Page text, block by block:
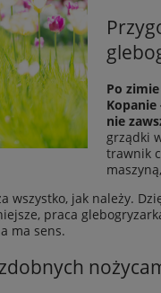
Po
Kopanie
nie
grządki
trawnik
jak należy.
praca
ma sens.